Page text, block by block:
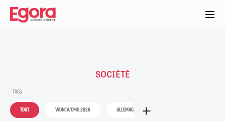
Aller
contenu
SOCIÉTÉ
TAGS
TOUT WONCA/CMG 2026 ALLEMAGNE